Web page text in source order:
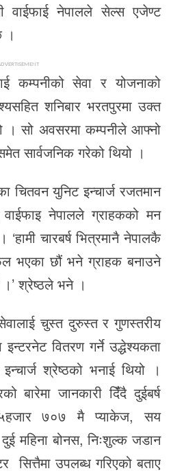
वाईफाई नेपालले सेल्स एजेण्ट
।
कम्पनीको सेवा र योजनाको
शनिबार भरतपुरमा उक्त
। सो अवसरमा कम्पनीले आफ्नो
सार्वजनिक गरेको थियो ।
चितवन युनिट इन्चार्ज रजतमान
नेपालले ग्राहकको मन
चारबर्ष भित्रमानै नेपालकै
भएका छौं भने ग्राहक बनाउने
।’ श्रेष्ठले भने ।
चुस्त दुरुस्त र गुणस्तरीय
वितरण गर्ने उद्धेश्यकता
श्रेष्ठको भनाई थियो ।
बारेमा जानकारी दिंँदै दुईबर्ष
७०७ मै प्याकेज, सय
महिना बोनस, निःशुल्क जडान
सित्तैमा उपलब्ध गरिएको बताए